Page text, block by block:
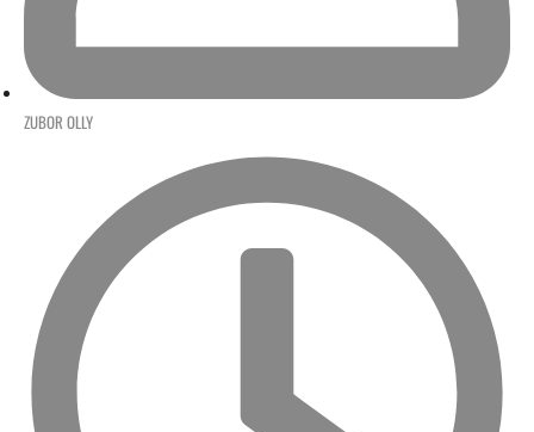
ZUBOR OLLY